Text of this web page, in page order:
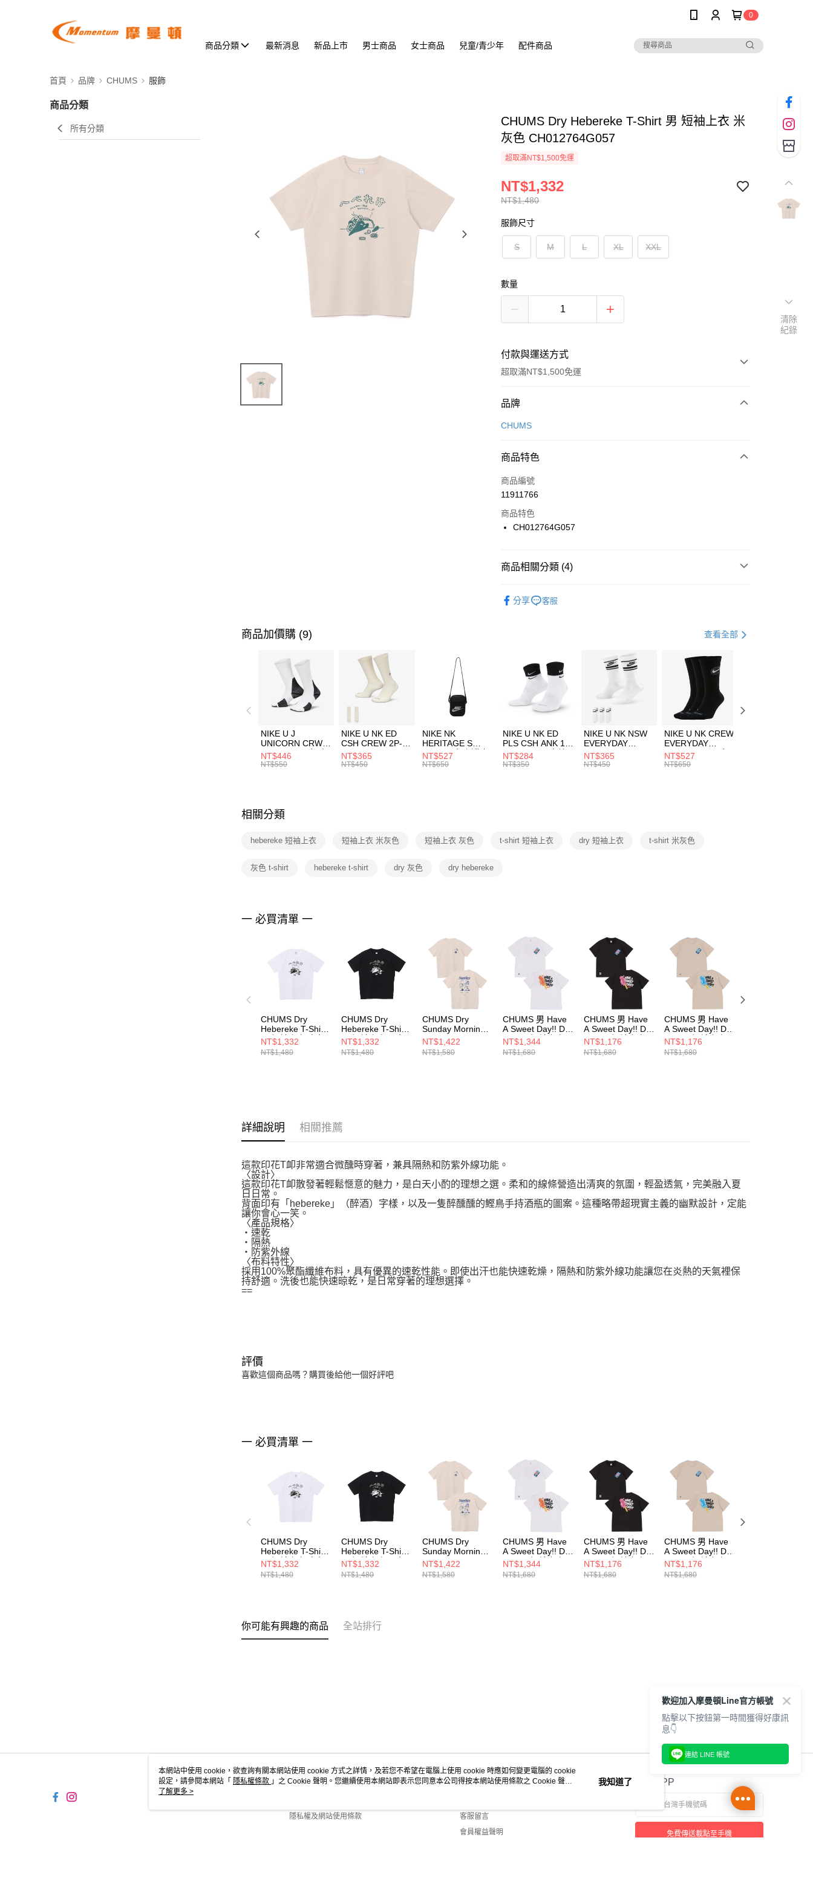
0
商品分類 最新消息 新品上市 男士商品 女士商品 兒童/青少年 配件商品
首頁 品牌 CHUMS 服飾
商品分類
所有分類
CHUMS Dry Hebereke T-Shirt 男 短袖上衣 米
灰色 CH012764G057
超取滿NT$1,500免運
NT$1,480
NT$1,332
服飾尺寸
S M L XL XXL
數量
付款與運送方式
超取滿NT$1,500免運
付款方式
信用卡一次付款
合作金庫商業銀行
華南商業銀行
上海商業儲蓄銀行
國泰世華商業銀行
聯邦商業銀行
台新國際商業銀行
LINE Pay
Apple Pay
【關於「AFTEE先享後付」】
３．安心：先確認商品／服務後，再付款。
【「AFTEE先享後付」結帳流程】
１．於結帳方式選擇「AFTEE先享後付」後，將跳轉至「AFTEE先享後
付」結帳頁面，進行簡訊認證並確認金額後，即可完成結帳。
２．訂單成立數日內，您將收到繳費通知簡訊。
３．收到繳費通知簡訊後14天內，點擊此簡訊中的連結，可透過四大超商
／ATM／網路銀行／等多元方式進行付款，方視為交易完成。
※ 請注意：結帳手續完成當下不需立刻繳費，但若您需要取消訂單，請聯
絡購買商品的店家。未經商家同意取消之訂單仍視為有效，需透過AFTEE
先享後付繳納相關費用。
交易，需依本服務之必要範圍內提供個人資料，並將交易相關給付款項請
結果請求用戶進行身份認證。
５．嚴禁一人註冊多個帳號或使用他人資訊註冊。若發現惡意使用之情
形，恩沛科技股份有限公司將有權停止該用戶之使用額度並採取法律行
動。
每筆NT$100，滿NT$1,500(含以上)免運費
每筆NT$100，滿NT$1,500(含以上)免運費
付款後門市自取
每筆NT$100，滿NT$1,500(含以上)免運費
品牌
CHUMS
商品特色
商品編號
11911766
商品特色
CH012764G057
商品相關分類 (4)
分享 客服
商品加價購 (9) 查看全部
NIKE U J
UNICORN CRW
1PR -160 男女 中
統襪 FZ3393100
NT$446
NT$550
NIKE U NK ED
CSH CREW 2P-
144 EMBRDY 男
女 短統襪
NT$365
NT$450
NIKE NK
HERITAGE S
SMIT 男女 側背包
BA5871010
NT$527
NT$650
NIKE U NK ED
PLS CSH ANK 1P
144 DBL 男 中統
襪 DH4058104
NT$284
NT$350
NIKE U NK NSW
EVERYDAY
ESSENTIAL CR
男女 短統襪
NT$365
NT$450
NIKE U NK CREW
EVERYDAY
BBALL 3PR 男女
長統襪
NT$527
NT$650
相關分類
hebereke 短袖上衣 短袖上衣 米灰色 短袖上衣 灰色 t-shirt 短袖上衣 dry 短袖上衣 t-shirt 米灰色
灰色 t-shirt hebereke t-shirt dry 灰色 dry hebereke
一 必買清單 一
CHUMS Dry
Hebereke T-Shirt
男 短袖上衣 白色
CH012764W001
NT$1,332
NT$1,480
CHUMS Dry
Hebereke T-Shirt
男 短袖上衣 黑色
CH012764K001
NT$1,332
NT$1,480
CHUMS Dry
Sunday Morning
Pocket T-Shirt 男
短袖上衣 米灰色
CH012761G057
NT$1,422
NT$1,580
CHUMS 男 Have
A Sweet Day!! Dry
T-Shirt 短袖上衣
CH012536W001
NT$1,344
NT$1,680
CHUMS 男 Have
A Sweet Day!! Dry
T-Shirt 短袖上衣
CH012536K001
NT$1,176
NT$1,680
CHUMS 男 Have
A Sweet Day!! Dry
T-Shirt 短袖上衣
CH012536G057
NT$1,176
NT$1,680
詳細說明 相關推薦
這款印花T卹非常適合微醺時穿著，兼具隔熱和防紫外線功能。
〈設計〉
這款印花T卹散發著輕鬆愜意的魅力，是白天小酌的理想之選。柔和的線條營造出清爽的氛圍，輕盈透氣，完美融入夏
日日常。
背面印有「hebereke」（醉酒）字樣，以及一隻醉醺醺的鰹鳥手持酒瓶的圖案。這種略帶超現實主義的幽默設計，定能
讓你會心一笑。
〈產品規格〉
・速乾
・隔熱
・防紫外線
〈布料特性〉
採用100%聚酯纖維布料，具有優異的速乾性能。即使出汗也能快速乾燥，隔熱和防紫外線功能讓您在炎熱的天氣裡保
持舒適。洗後也能快速晾乾，是日常穿著的理想選擇。
==
評價
喜歡這個商品嗎？購買後給他一個好評吧
一 必買清單 一
CHUMS Dry
Hebereke T-Shirt
男 短袖上衣 白色
CH012764W001
NT$1,332
NT$1,480
CHUMS Dry
Hebereke T-Shirt
男 短袖上衣 黑色
CH012764K001
NT$1,332
NT$1,480
CHUMS Dry
Sunday Morning
Pocket T-Shirt 男
短袖上衣 米灰色
CH012761G057
NT$1,422
NT$1,580
CHUMS 男 Have
A Sweet Day!! Dry
T-Shirt 短袖上衣
CH012536W001
NT$1,344
NT$1,680
CHUMS 男 Have
A Sweet Day!! Dry
T-Shirt 短袖上衣
CH012536K001
NT$1,176
NT$1,680
CHUMS 男 Have
A Sweet Day!! Dry
T-Shirt 短袖上衣
CH012536G057
NT$1,176
NT$1,680
你可能有興趣的商品 全站排行
關於我們
隱私權及網站使用條款
客服資訊
客服留言
會員權益聲明
官方APP
免費傳送載點至手機
清除
紀錄
本網站中使用 cookie，欲查詢有關本網站使用 cookie 方式之詳情，及若您不希望在電腦上使用 cookie 時應如何變更電腦的 cookie
設定，請參閱本網站「 隱私權條款 」之 Cookie 聲明。您繼續使用本網站即表示您同意本公司得按本網站使用條款之 Cookie 聲明
使用 cookie。
了解更多 >
我知道了
歡迎加入摩曼頓Line官方帳號
點擊以下按鈕第一時間獲得好康訊
息👇
連結 LINE 帳號